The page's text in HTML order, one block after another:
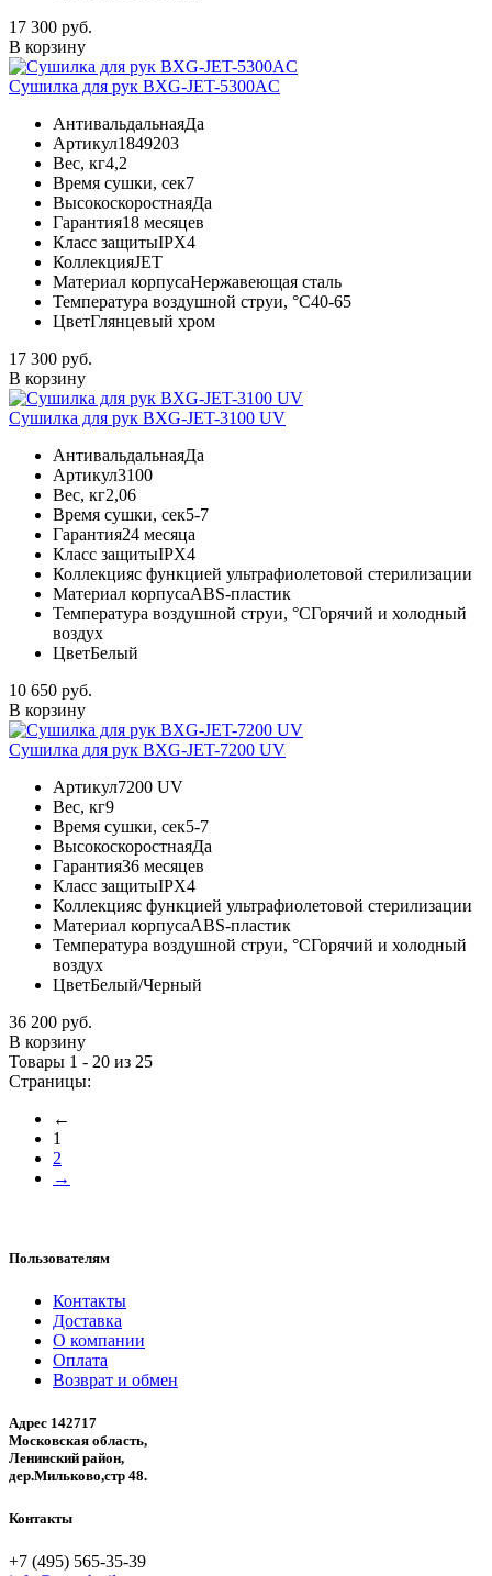
17 300 руб.
В корзину
Сушилка для рук BXG-JET-5300AC
АнтивальдальнаяДа
Артикул1849203
Вес, кг4,2
Время сушки, сек7
ВысокоскоростнаяДа
Гарантия18 месяцев
Класс защитыIPX4
КоллекцияJET
Материал корпусаНержавеющая сталь
Температура воздушной струи, °С40-65
ЦветГлянцевый хром
17 300 руб.
В корзину
Сушилка для рук BXG-JET-3100 UV
АнтивальдальнаяДа
Артикул3100
Вес, кг2,06
Время сушки, сек5-7
Гарантия24 месяца
Класс защитыIPX4
Коллекцияс функцией ультрафиолетовой стерилизации
Материал корпусаABS-пластик
Температура воздушной струи, °СГорячий и холодный
воздух
ЦветБелый
10 650 руб.
В корзину
Сушилка для рук BXG-JET-7200 UV
Артикул7200 UV
Вес, кг9
Время сушки, сек5-7
ВысокоскоростнаяДа
Гарантия36 месяцев
Класс защитыIPX4
Коллекцияс функцией ультрафиолетовой стерилизации
Материал корпусаABS-пластик
Температура воздушной струи, °СГорячий и холодный
воздух
ЦветБелый/Черный
36 200 руб.
В корзину
Товары 1 - 20 из 25
Страницы:
←
1
2
→
Пользователям
Контакты
Доставка
О компании
Оплата
Возврат и обмен
Адрес 142717
Московская область,
Ленинский район,
дер.Мильково,стр 48.
Контакты
+7 (495) 565-35-39